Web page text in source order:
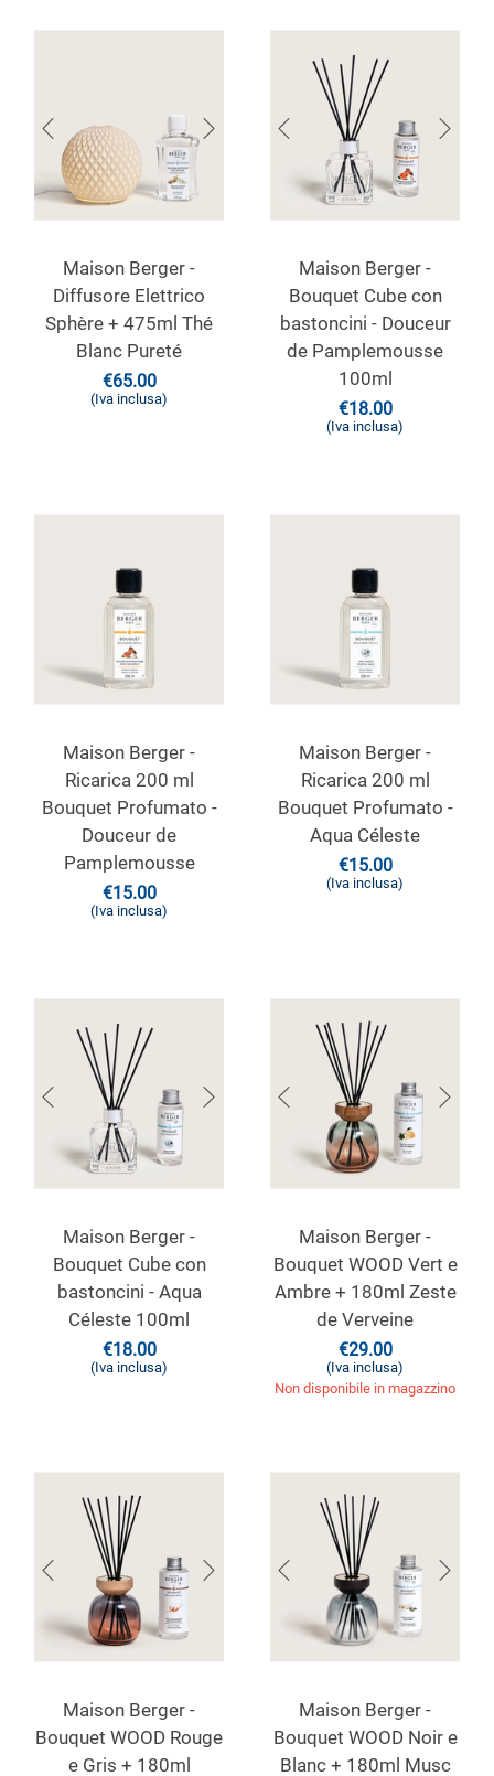
Maison Berger -
Diffusore Elettrico
Sphère + 475ml Thé
Blanc Pureté
€65.00
(Iva inclusa)
Maison Berger -
Bouquet Cube con
bastoncini - Douceur
de Pamplemousse
100ml
€18.00
(Iva inclusa)
Maison Berger -
Ricarica 200 ml
Bouquet Profumato -
Douceur de
Pamplemousse
€15.00
(Iva inclusa)
Maison Berger -
Ricarica 200 ml
Bouquet Profumato -
Aqua Céleste
€15.00
(Iva inclusa)
Maison Berger -
Bouquet Cube con
bastoncini - Aqua
Céleste 100ml
€18.00
(Iva inclusa)
Maison Berger -
Bouquet WOOD Vert e
Ambre + 180ml Zeste
de Verveine
€29.00
(Iva inclusa)
Non disponibile in magazzino
Maison Berger -
Bouquet WOOD Rouge
e Gris + 180ml
Maison Berger -
Bouquet WOOD Noir e
Blanc + 180ml Musc